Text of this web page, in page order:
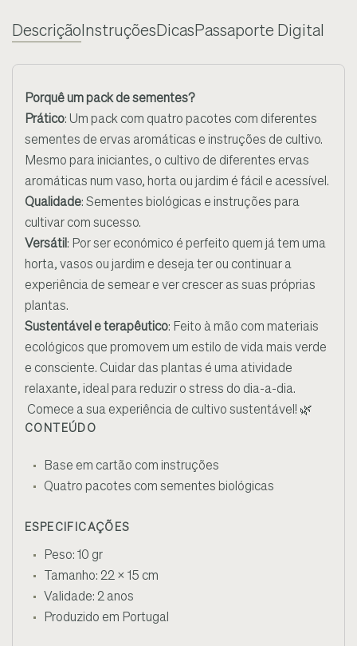
Descrição Instruções Dicas Passaporte Digital
Porquê um pack de sementes?
Prático: Um pack com quatro pacotes com diferentes
sementes de ervas aromáticas e instruções de cultivo.
Mesmo para iniciantes, o cultivo de diferentes ervas
aromáticas num vaso, horta ou jardim é fácil e acessível.
Qualidade: Sementes biológicas e instruções para
cultivar com sucesso.
Versátil : Por ser económico é perfeito quem já tem uma
horta, vasos ou jardim e deseja ter ou continuar a
experiência de semear e ver crescer as suas próprias
plantas.
Sustentável e terapêutico: Feito à mão com materiais
ecológicos que promovem um estilo de vida mais verde
e consciente. Cuidar das plantas é uma atividade
relaxante, ideal para reduzir o stress do dia-a-dia.
Comece a sua experiência de cultivo sustentável! 🌿
CONTEÚDO
Base em cartão com instruções
Quatro pacotes com sementes biológicas
ESPECIFICAÇÕES
Peso: 10 gr
Tamanho: 22 x 15 cm
Validade: 2 anos
Produzido em Portugal